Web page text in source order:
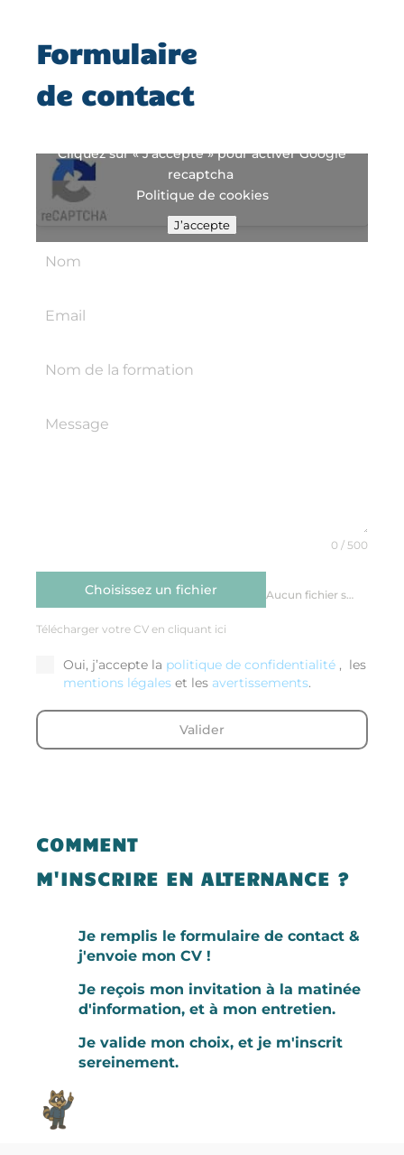
Formulaire
de contact
Cliquez sur « J’accepte » pour activer Google
recaptcha
Politique de cookies
J’accepte
0 / 500
Choisissez un fichier Aucun fichier sélectionné
Télécharger votre CV en cliquant ici
Oui, j’accepte la politique de confidentialité , les
mentions légales et les avertissements.
Valider
COMMENT
M'INSCRIRE EN ALTERNANCE ?
Je remplis le formulaire de contact &
j'envoie mon CV !
Je reçois mon invitation à la matinée
d'information, et à mon entretien.
Je valide mon choix, et je m'inscrit
sereinement.